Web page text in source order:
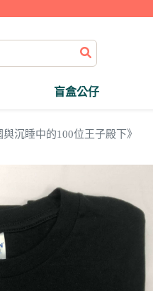
盲盒公仔
與沉睡中的100位王子殿下》